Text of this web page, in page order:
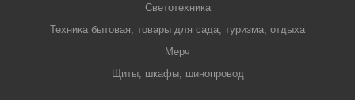
Светотехника
Техника бытовая, товары для сада, туризма, отдыха
Мерч
Щиты, шкафы, шинопровод